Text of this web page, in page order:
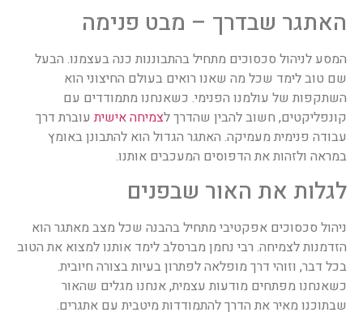
האתגר שבדרך – מבט פנימה
המסע לניהול סכסוכים מתחיל בהתבוננות כנה בעצמנו. הבעל
שם טוב לימד שכל מה שאנו רואים בעולם החיצוני הוא
השתקפות של עולמנו הפנימי. כשאנחנו מתמודדים עם
קונפליקטים, חשוב להבין שהדרך לצמיחה אישיתעוברת דרך
עבודה פנימית מעמיקה. האתגר הגדול הוא להתבונן באומץ
במראה ולזהות את הדפוסים המעכבים אותנו.
לגלות את האור שבפנים
ניהול סכסוכים אפקטיבי מתחיל בהבנה שכל מצב מאתגר הוא
הזדמנות לצמיחה. רבי נחמן מברסלב לימד אותנו למצוא את הטוב
בכל דבר, וזוהי דרך מופלאה לפתרון בעיות בצורה חיובית.
כשאנחנו מפתחים מודעות עצמית, אנחנו מגלים שהאור
שבתוכנו מאיר את הדרך להתמודדות מיטבית עם אתגרים.